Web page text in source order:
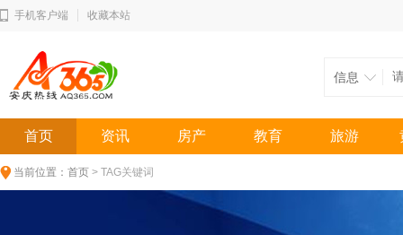
手机客户端 收藏本站
信息
首页 资讯 房产 教育 旅游
当前位置： 首页 > TAG关键词